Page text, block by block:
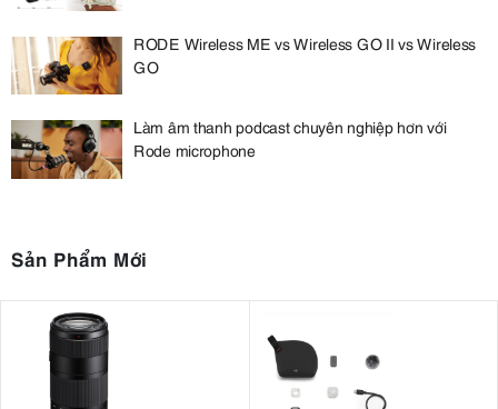
RODE Wireless ME vs Wireless GO II vs Wireless
GO
Làm âm thanh podcast chuyên nghiệp hơn với
Rode microphone
Sản Phẩm Mới